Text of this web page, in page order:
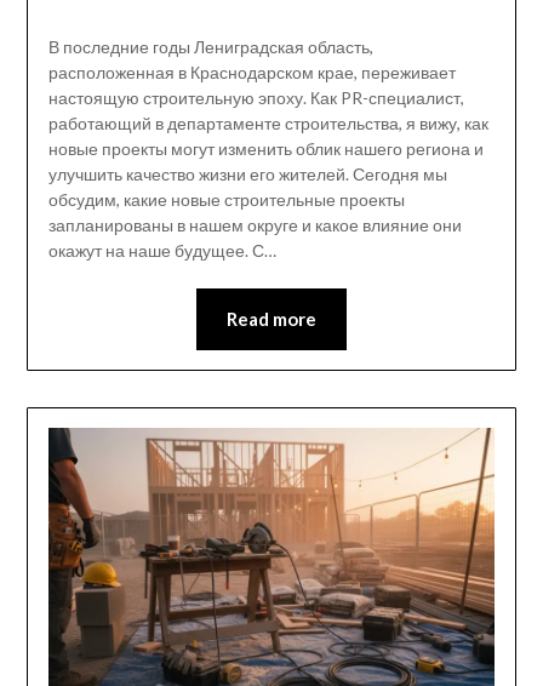
В последние годы Лениградская область,
расположенная в Краснодарском крае, переживает
настоящую строительную эпоху. Как PR-специалист,
работающий в департаменте строительства, я вижу, как
новые проекты могут изменить облик нашего региона и
улучшить качество жизни его жителей. Сегодня мы
обсудим, какие новые строительные проекты
запланированы в нашем округе и какое влияние они
окажут на наше будущее. С…
Read more